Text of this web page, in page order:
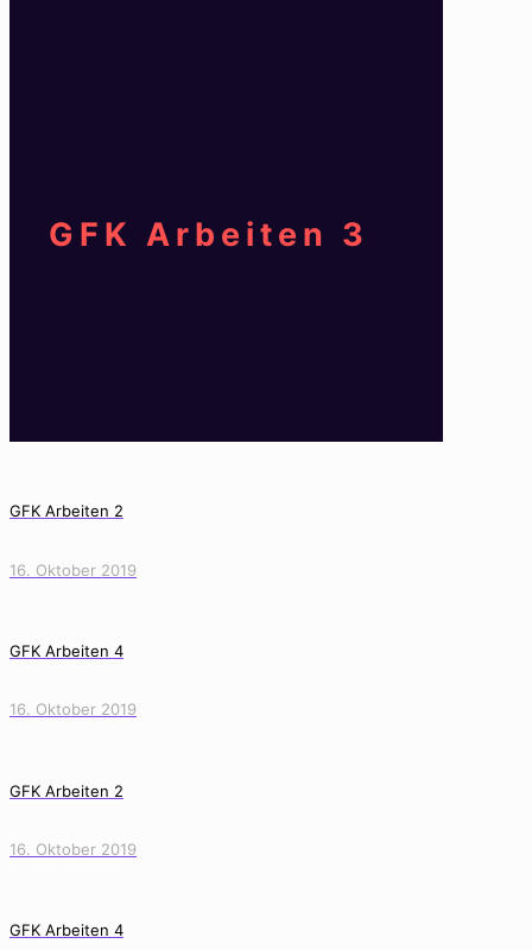
GFK Arbeiten 3
GFK Arbeiten 2
16. Oktober 2019
GFK Arbeiten 4
16. Oktober 2019
GFK Arbeiten 2
16. Oktober 2019
GFK Arbeiten 4